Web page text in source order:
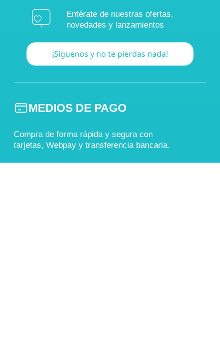
Entérate de nuestras ofertas,
novedades y lanzamientos
¡Síguenos y no te pierdas nada!
MEDIOS DE PAGO
Compra de forma rápida y segura con
tarjetas, Webpay y transferencia bancaria.